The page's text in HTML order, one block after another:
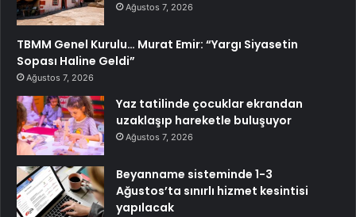
Ağustos 7, 2026
TBMM Genel Kurulu… Murat Emir: “Yargı Siyasetin
Sopası Haline Geldi”
Ağustos 7, 2026
Yaz tatilinde çocuklar ekrandan
uzaklaşıp hareketle buluşuyor
Ağustos 7, 2026
Beyanname sisteminde 1-3
Ağustos’ta sınırlı hizmet kesintisi
yapılacak